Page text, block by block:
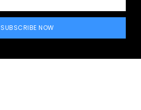
SUBSCRIBE NOW